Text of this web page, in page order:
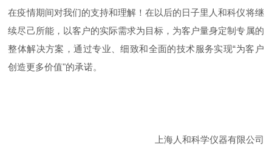
在疫情期间对我们的支持和理解！在以后的日子里人和科仪将继
续尽己所能，以客户的实际需求为目标，为客户量身定制专属的
整体解决方案，通过专业、细致和全面的技术服务实现“为客户
创造更多价值"的承诺。
上海人和科学仪器有限公司